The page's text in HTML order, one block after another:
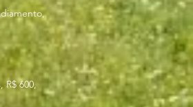
R$ 600,